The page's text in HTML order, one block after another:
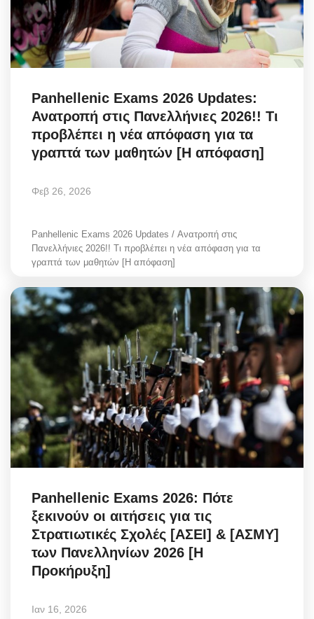
Panhellenic Exams 2026 Updates:
Ανατροπή στις Πανελλήνιες 2026!! Τι
προβλέπει η νέα απόφαση για τα
γραπτά των μαθητών [Η απόφαση]
Φεβ 26, 2026
Panhellenic Exams 2026 Updates / Ανατροπή στις
Πανελλήνιες 2026!! Τι προβλέπει η νέα απόφαση για τα
γραπτά των μαθητών [Η απόφαση]
Panhellenic Exams 2026: Πότε
ξεκινούν οι αιτήσεις για τις
Στρατιωτικές Σχολές [ΑΣΕΙ] & [ΑΣΜΥ]
των Πανελληνίων 2026 [Η
Προκήρυξη]
Ιαν 16, 2026